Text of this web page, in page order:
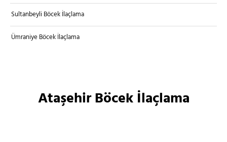
Sultanbeyli Böcek İlaçlama
Ümraniye Böcek İlaçlama
Ataşehir Böcek İlaçlama